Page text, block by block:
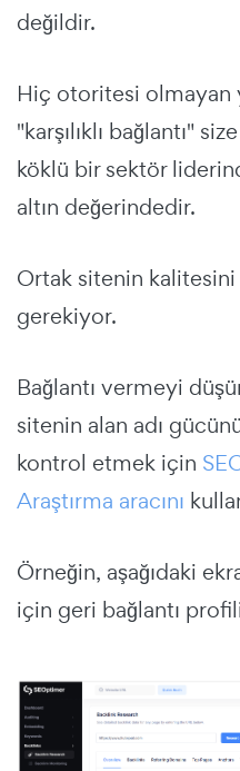
değildir.
Hiç otoritesi olmayan
"karşılıklı bağlantı"
köklü bir sektör
altın değerindedir.
Ortak sitenin kalitesini
gerekiyor.
Bağlantı vermeyi
sitenin alan adı
kontrol etmek için
Araştırma aracını
Örneğin, aşağıdaki
için geri bağlantı